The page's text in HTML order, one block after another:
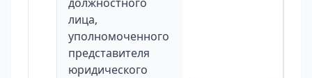
лица,
уполномоченного
представителя
юридического